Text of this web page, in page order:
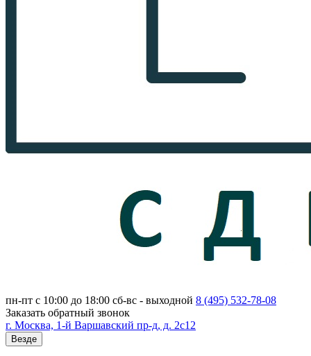
пн-пт с 10:00 до 18:00 сб-вс - выходной 8 (495) 532-78-08
Заказать обратный звонок
г. Москва, 1-й Варшавский пр-д, д. 2с12
Везде